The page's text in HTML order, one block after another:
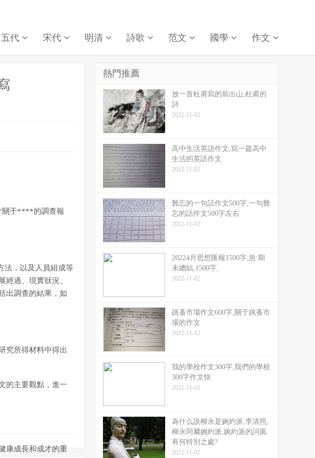
五代 宋代 明清 詩歌 范文 國學 作文
關于****的調查報
法，以及人員組成等
經過、現實狀況、
出調查的結果，如
究所得材料中得出
的主要觀點，進一
康成長和成才的重
熱門推薦
放一首杜甫寫的前出山,杜甫的
詩
2022-11-02
高中生活英語作文,寫一篇高中
生活的英語作文
2022-11-02
難忘的一句話作文500字,一句難
忘的話作文500字左右
2022-11-02
20224月思想匯報1500字,急:期
未總結,1500字,
2022-11-02
跳蚤市場作文600字,關于跳蚤市
場的作文
2022-11-02
我的學校作文300字,我們的學校
300字作文快
2022-11-02
為什么說柳永是婉約派,李清照,
柳永同屬婉約派,婉約派的詞風
有何特別之處?
2022-11-02